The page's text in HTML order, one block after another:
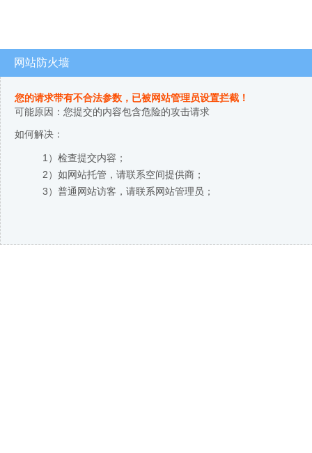
网站防火墙
您的请求带有不合法参数，已被网站管理员设置拦截！
可能原因：您提交的内容包含危险的攻击请求
如何解决：
1）检查提交内容；
2）如网站托管，请联系空间提供商；
3）普通网站访客，请联系网站管理员；